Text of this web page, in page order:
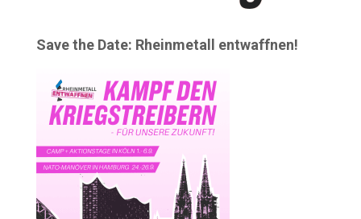
Save the Date: Rheinmetall entwaffnen!